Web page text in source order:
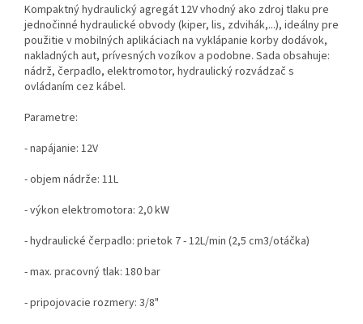
Kompaktný hydraulický agregát 12V vhodný ako zdroj tlaku pre
jednočinné hydraulické obvody (kiper, lis, zdvihák,...), ideálny pre
použitie v mobilných aplikáciach na vyklápanie korby dodávok,
nakladných aut, prívesných vozíkov a podobne. Sada obsahuje:
nádrž, čerpadlo, elektromotor, hydraulický rozvádzač s
ovládaním cez kábel.
Parametre:
- napájanie: 12V
- objem nádrže: 11L
- výkon elektromotora: 2,0 kW
- hydraulické čerpadlo: prietok 7 - 12L/min (2,5 cm3/otáčka)
- max. pracovný tlak: 180 bar
- pripojovacie rozmery: 3/8"